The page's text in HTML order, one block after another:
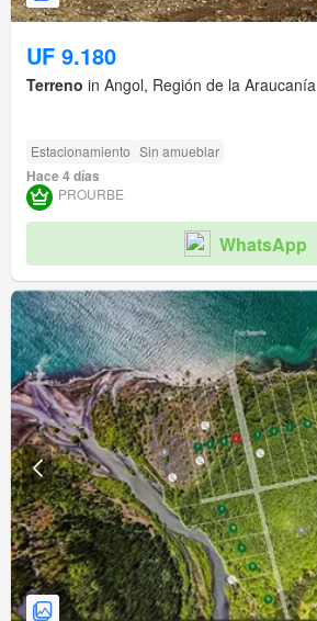
UF 9.180
Terreno in Angol, Región de la Araucanía
Estacionamiento Sin amueblar
Hace 4 días
PROURBE
WhatsApp